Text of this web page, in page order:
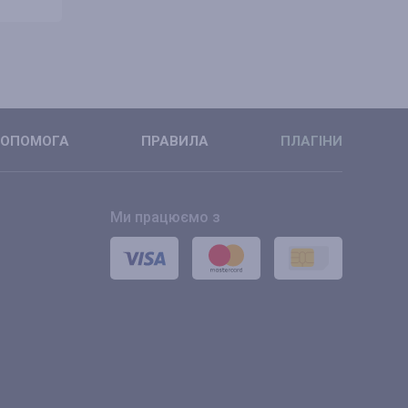
ПРАВИЛА ПЛАГІНИ
Ми працюємо з